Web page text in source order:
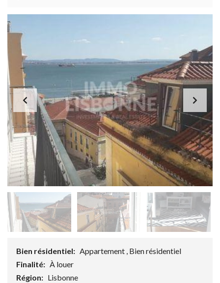
Bien résidentiel: Appartement , Bien résidentiel
Finalité: À louer
Région: Lisbonne